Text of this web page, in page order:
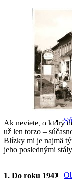
Ak neviete, o ktorý
už len torzo –
Blízky mi je najmä
jeho poslednými
1. Do roku 1947